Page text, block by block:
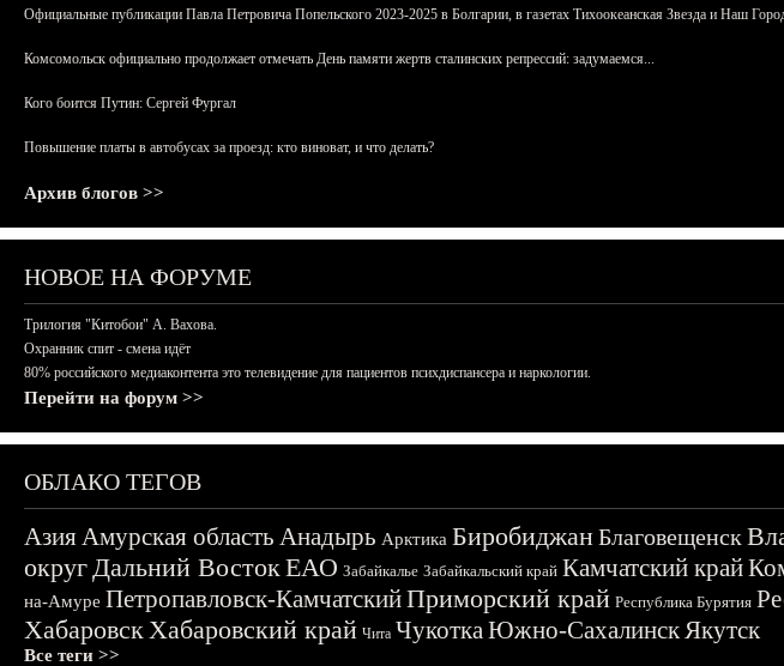
Официальные публикации Павла Петровича Попельского 2023-2025 в Болгарии, в газетах Тихоокеанская Звезда и Наш
Комсомольск официально продолжает отмечать День памяти жертв сталинских репрессий: задумаемся...
Кого боится Путин: Сергей Фургал
Повышение платы в автобусах за проезд: кто виноват, и что делать?
Архив блогов >>
НОВОЕ НА ФОРУМЕ
Трилогия "Китобои" А. Вахова.
Охранник спит - смена идёт
80% российского медиаконтента это телевидение для пациентов психдиспансера и наркологии.
Перейти на форум >>
ОБЛАКО ТЕГОВ
АзияАмурская область Анадырь Арктика БиробиджанБлаговещенск
округДальний ВостокЕАО Забайкалье Забайкальский край Камчатский край
на-Амуре Петропавловск-КамчатскийПриморский край Республика Бурятия
ХабаровскХабаровский край Чита ЧукоткаЮжно-СахалинскЯкутск
Все теги >>